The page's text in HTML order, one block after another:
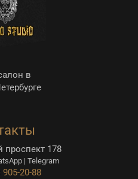
в
проспект 178
| Telegram
20-88